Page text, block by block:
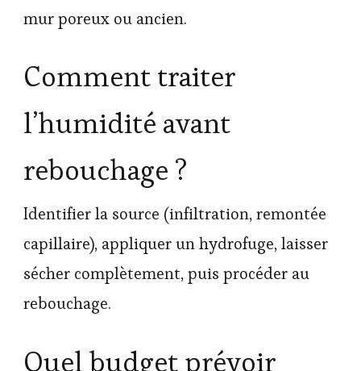
mur poreux ou ancien.
Comment traiter
l’humidité avant
rebouchage ?
Identifier la source (infiltration, remontée
capillaire), appliquer un hydrofuge, laisser
sécher complètement, puis procéder au
rebouchage.
Quel budget prévoir